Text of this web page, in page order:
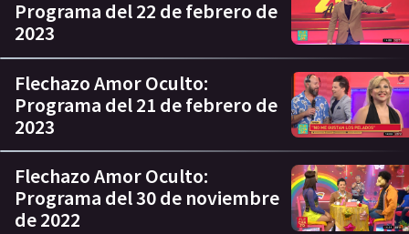
Programa del 22 de febrero de
2023
Flechazo Amor Oculto:
Programa del 21 de febrero de
2023
Flechazo Amor Oculto:
Programa del 30 de noviembre
de 2022